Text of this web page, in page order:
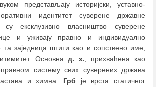
представљају историјски, уставно-
идентитет суверене државне
су ексклузивно власништво суверене
и уживају правно и индивидуално
та заједница штити као и сопствено име,
Основнад. з., прихваћена као
правном систему свих суверених држава
и химна. Грб је врста статичног